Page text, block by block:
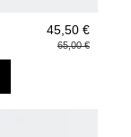
45,50 €
65,00 €